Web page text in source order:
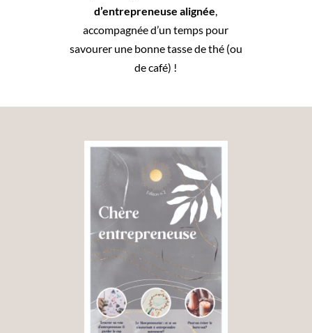
d’entrepreneuse alignée,
accompagnée d’un temps pour
savourer une bonne tasse de thé (ou
de café) !